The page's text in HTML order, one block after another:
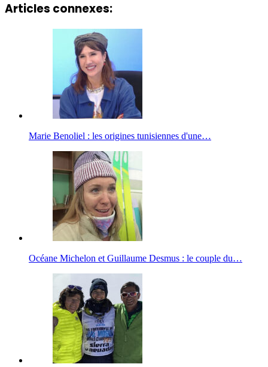
Articles connexes:
Marie Benoliel : les origines tunisiennes d'une…
Océane Michelon et Guillaume Desmus : le couple du…